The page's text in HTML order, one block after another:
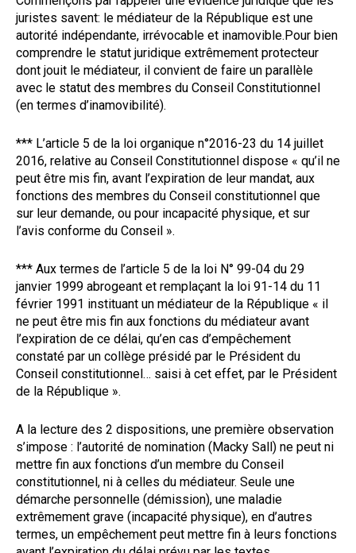
juristes savent: le médiateur de la République est une
autorité indépendante, irrévocable et inamovible.Pour bien
comprendre le statut juridique extrêmement protecteur
dont jouit le médiateur, il convient de faire un parallèle
avec le statut des membres du Conseil Constitutionnel
(en termes d’inamovibilité).
*** L’article 5 de la loi organique n°2016-23 du 14 juillet
2016, relative au Conseil Constitutionnel dispose « qu’il ne
peut être mis fin, avant l’expiration de leur mandat, aux
fonctions des membres du Conseil constitutionnel que
sur leur demande, ou pour incapacité physique, et sur
l’avis conforme du Conseil ».
*** Aux termes de l’article 5 de la loi N° 99-04 du 29
janvier 1999 abrogeant et remplaçant la loi 91-14 du 11
février 1991 instituant un médiateur de la République « il
ne peut être mis fin aux fonctions du médiateur avant
l’expiration de ce délai, qu’en cas d’empêchement
constaté par un collège présidé par le Président du
Conseil constitutionnel… saisi à cet effet, par le Président
de la République ».
A la lecture des 2 dispositions, une première observation
s’impose : l’autorité de nomination (Macky Sall) ne peut ni
mettre fin aux fonctions d’un membre du Conseil
constitutionnel, ni à celles du médiateur. Seule une
démarche personnelle (démission), une maladie
extrêmement grave (incapacité physique), en d’autres
termes, un empêchement peut mettre fin à leurs fonctions